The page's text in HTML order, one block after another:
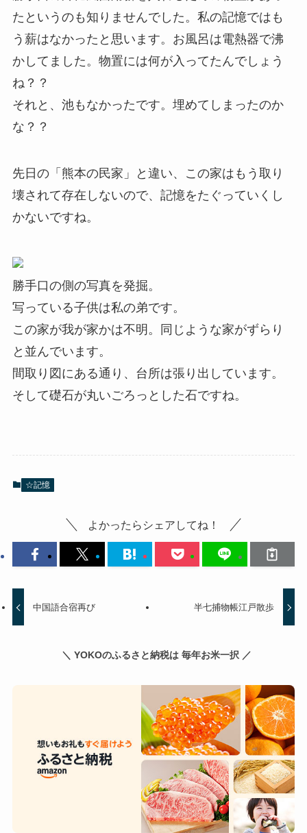
たというのも知りませんでした。私の記憶ではも
う薪はなかったと思います。お風呂は電熱器で沸
かしてました。物置には何が入ってたんでしょう
ね？？
それと、池もなかったです。埋めてしまったのか
な？？
先日の「熊本の民家」と違い、この家はもう取り
壊されて存在しないので、記憶をたぐっていくし
かないですね。
勝手口の側の写真を発掘。
写っている子供は私の弟です。
この家が我が家かは不明。同じような家がずらり
と並んでいます。
間取り図にある通り、台所は張り出しています。
そして礎石が丸いごろっとした石ですね。
☆記憶
よかったらシェアしてね！
中国語合宿再び 半七捕物帳江戸散歩
＼ YOKOのふるさと納税は 毎年お米一択 ／